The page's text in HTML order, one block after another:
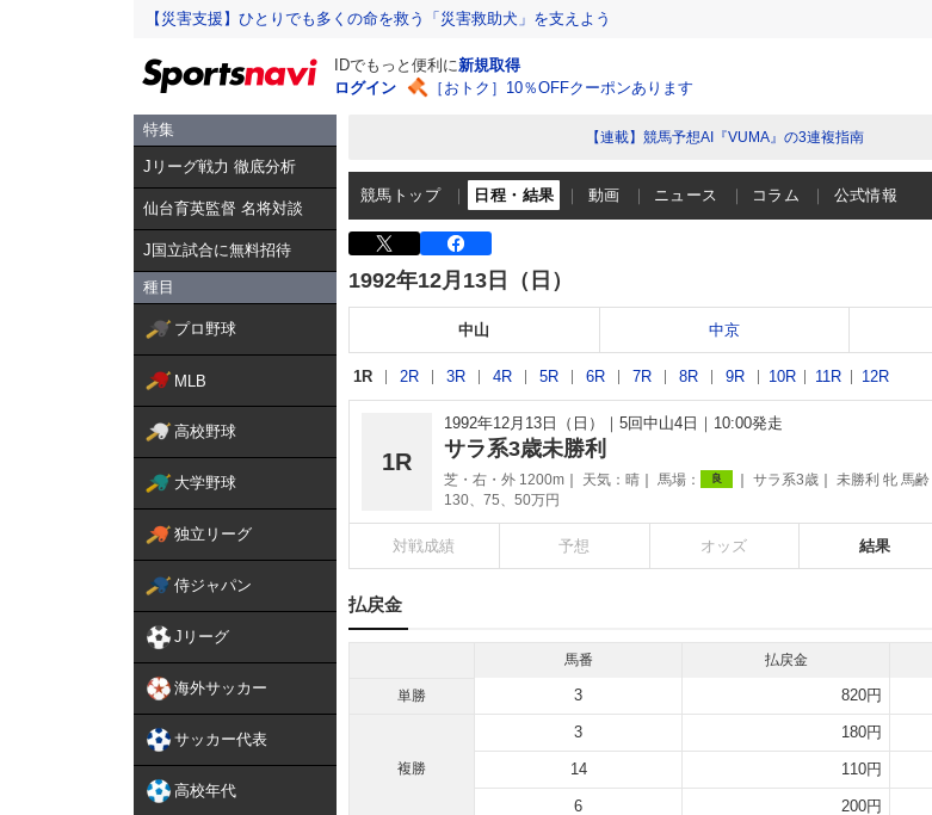
【災害支援】ひとりでも多くの命を救う「災害救助犬」を支えよう
IDでもっと便利に新規取得
ログイン
［おトク］10％OFFクーポンあります
特集
Jリーグ戦力 徹底分析
仙台育英監督 名将対談
J国立試合に無料招待
種目
プロ野球
MLB
高校野球
大学野球
独立リーグ
侍ジャパン
Jリーグ
海外サッカー
サッカー代表
高校年代
【連載】競馬予想AI『VUMA』の3連複指南
競馬トップ 日程・結果 動画 ニュース コラム 公式情報
1992年12月13日（日）
中山 中京
1R 2R 3R 4R 5R 6R 7R 8R 9R 10R 11R 12R
1R
1992年12月13日（日） 5回中山4日 10:00発走
サラ系3歳未勝利
芝・右・外 1200m 天気： 晴 馬場： 良 サラ系3歳 未勝利 牝 馬齢
130、75、50万円
対戦成績 予想 オッズ 結果
払戻金
馬番 払戻金
単勝 3 820円
複勝
3 180円
14 110円
6 200円